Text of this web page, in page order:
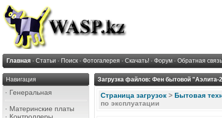
Главная · Статьи · Поиск · Фотогалерея · Скачать! · Форум · Обратная связь
Навигация
· Генеральная
· Материнские платы
Загрузка файлов: Фен бытовой "Аэлита-
Страница загрузок > Бытовая
по эксплуатации